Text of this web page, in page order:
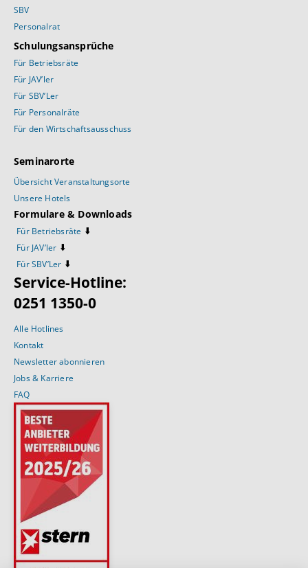
SBV
Personalrat
Schulungsansprüche
Für Betriebsräte
Für JAV’ler
Für SBV’Ler
Für Personalräte
Für den Wirtschaftsausschuss
Seminarorte
Übersicht Veranstaltungsorte
Unsere Hotels
Formulare & Downloads
Für Betriebsräte ⬇️
Für JAV’ler ⬇️
Für SBV’Ler ⬇️
Service-Hotline:
0251 1350-0
Alle Hotlines
Kontakt
Newsletter abonnieren
Jobs & Karriere
FAQ